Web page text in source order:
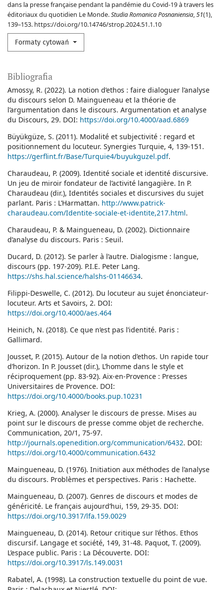
dans la presse française pendant la pandémie du Covid-19 à travers les
éditoriaux du quotidien Le Monde.Studia Romanica Posnaniensia,51(1),
139–153. https://doi.org/10.14746/strop.2024.51.1.10
Formaty cytowań
Bibliografia
Amossy, R. (2022). La notion d’ethos : faire dialoguer l’analyse
du discours selon D. Maingueneau et la théorie de
l’argumentation dans le discours. Argumentation et analyse
du Discours, 29. DOI: https://doi.org/10.4000/aad.6869
Büyükgüze, S. (2011). Modalité et subjectivité : regard et
positionnement du locuteur. Synergies Turquie, 4, 139-151.
https://gerflint.fr/Base/Turquie4/buyukguzel.pdf.
Charaudeau, P. (2009). Identité sociale et identité discursive.
Un jeu de miroir fondateur de l’activité langagière. In P.
Charaudeau (dir.), Identités sociales et discursives du sujet
parlant. Paris : L’Harmattan. http://www.patrick-
charaudeau.com/Identite-sociale-et-identite,217.html.
Charaudeau, P. & Maingueneau, D. (2002). Dictionnaire
d’analyse du discours. Paris : Seuil.
Ducard, D. (2012). Se parler à l’autre. Dialogisme : langue,
discours (pp. 197-209). P.I.E. Peter Lang.
https://shs.hal.science/halshs-01146634.
Filippi-Deswelle, C. (2012). Du locuteur au sujet énonciateur-
locuteur. Arts et Savoirs, 2. DOI:
https://doi.org/10.4000/aes.464
Heinich, N. (2018). Ce que n’est pas l’identité. Paris :
Gallimard.
Jousset, P. (2015). Autour de la notion d’ethos. Un rapide tour
d’horizon. In P. Jousset (dir.), L’homme dans le style et
réciproquement (pp. 83-92). Aix-en-Provence : Presses
Universitaires de Provence. DOI:
https://doi.org/10.4000/books.pup.10231
Krieg, A. (2000). Analyser le discours de presse. Mises au
point sur le discours de presse comme objet de recherche.
Communication, 20/1, 75-97.
http://journals.openedition.org/communication/6432. DOI:
https://doi.org/10.4000/communication.6432
Maingueneau, D. (1976). Initiation aux méthodes de l’analyse
du discours. Problèmes et perspectives. Paris : Hachette.
Maingueneau, D. (2007). Genres de discours et modes de
généricité. Le français aujourd’hui, 159, 29-35. DOI:
https://doi.org/10.3917/lfa.159.0029
Maingueneau, D. (2014). Retour critique sur l’éthos. Ethos
discursif. Langage et société, 149, 31-48. Paquot, T. (2009).
L’espace public. Paris : La Découverte. DOI:
https://doi.org/10.3917/ls.149.0031
Rabatel, A. (1998). La construction textuelle du point de vue.